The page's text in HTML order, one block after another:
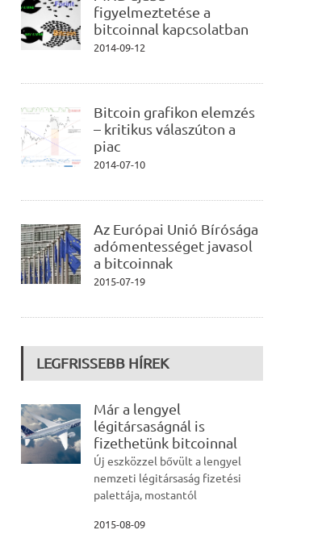
figyelmeztetése a
bitcoinnal kapcsolatban
2014-09-12
Bitcoin grafikon elemzés
– kritikus válaszúton a
piac
2014-07-10
Az Európai Unió Bírósága
adómentességet javasol
a bitcoinnak
2015-07-19
LEGFRISSEBB HÍREK
Már a lengyel
légitársaságnál is
fizethetünk bitcoinnal
Új eszközzel bővült a lengyel
nemzeti légitársaság fizetési
palettája, mostantól
2015-08-09